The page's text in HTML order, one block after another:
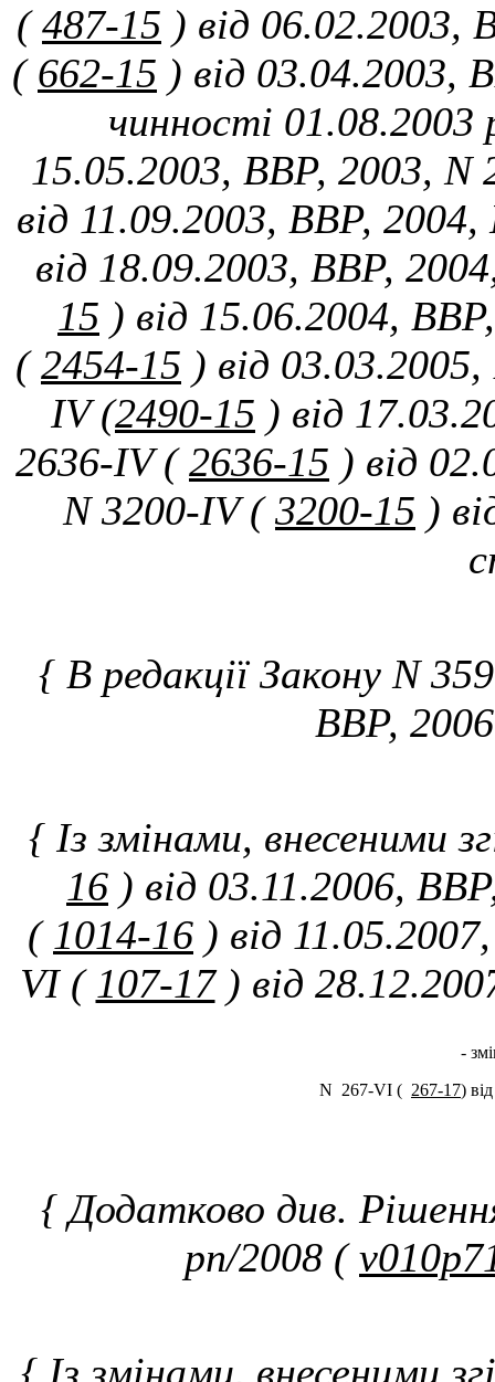
( 487-15 ) від 06.02.2003,
( 662-15 ) від 03.04.2003,
чинності 01.08.2003
15.05.2003, ВВР, 2003, N
від 11.09.2003, ВВР,
від 18.09.2003, ВВР,
15 ) від 15.06.2004,
( 2454-15 ) від
IV (2490-15 ) від
2636-IV ( 2636-15 ) від
N 3200-IV ( 3200-15 )
{ В редакції Закону N
ВВР,
{ Із змінами, внесеними
16 ) від 03.11.2006,
( 1014-16 ) від
VI ( 107-17 ) від
- зміни діють
N 267-VI ( 267-17)
{ Додатково див.
рп/2008 (
{ Із змінами, внесеними